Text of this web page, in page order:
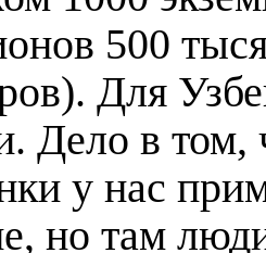
500
Для
Дело в том,
у нас
но там